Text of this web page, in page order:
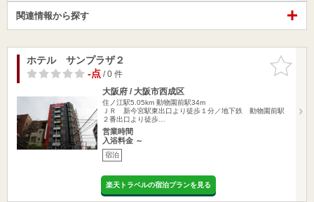
関連情報から探す
お気に入
りに追加
ホテル サンプラザ２
-点/ 0 件
大阪府 / 大阪市西成区
住ノ江駅5.05km 動物園前駅34m
ＪＲ 新今宮駅東出口より徒歩１分／地下鉄 動物園前駅
２番出口より徒歩…
営業時間
入浴料金 ～
宿泊
楽天トラベルの宿泊プランを見る